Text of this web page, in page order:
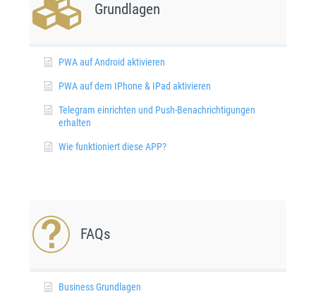
Grundlagen
PWA auf Android aktivieren
PWA auf dem IPhone & IPad aktivieren
Telegram einrichten und Push-Benachrichtigungen
erhalten
Wie funktioniert diese APP?
FAQs
Business Grundlagen